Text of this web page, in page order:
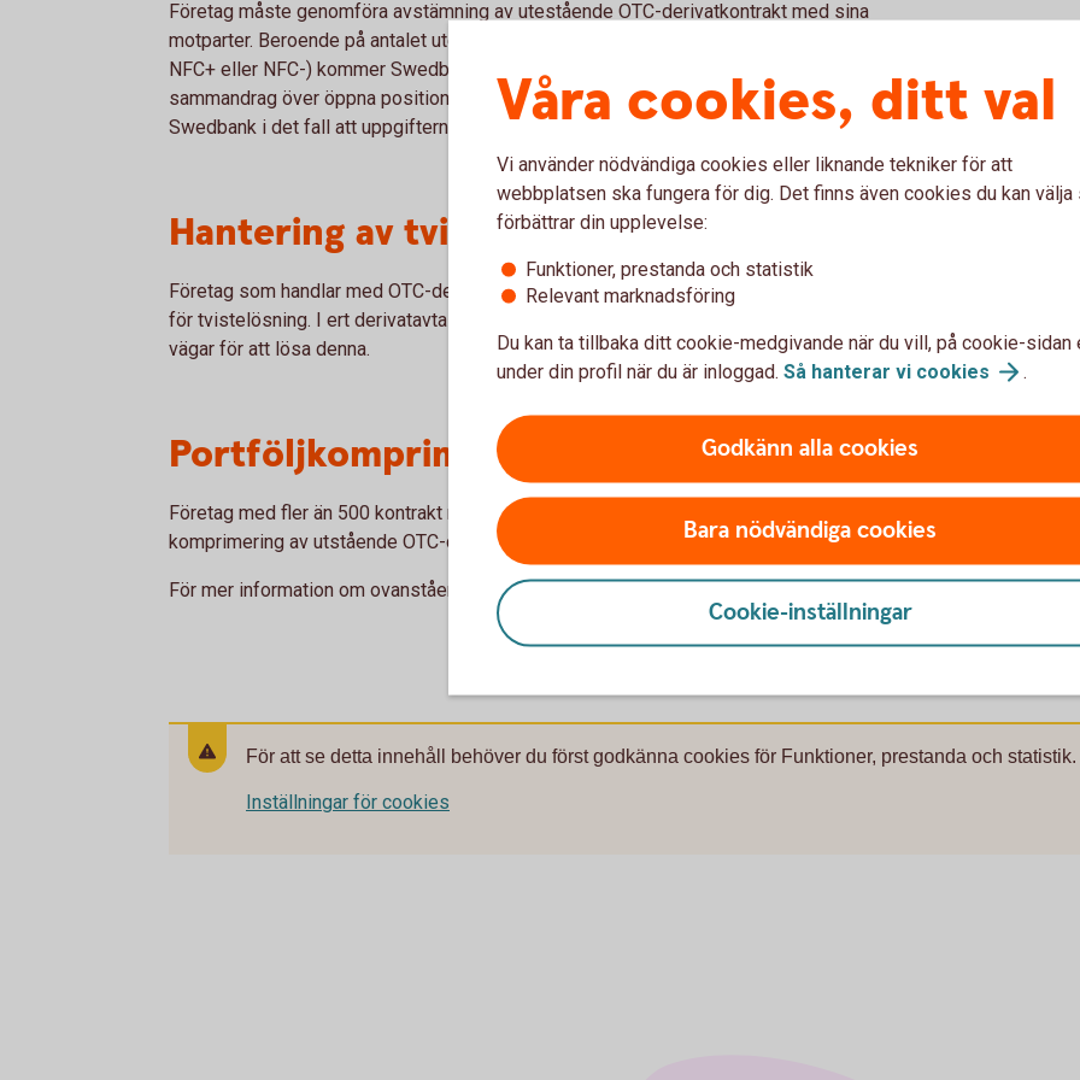
Företag måste genomföra avstämning av utestående OTC-derivatkontrakt med sina
motparter. Beroende på antalet utestående affärer och motpartens klassificering (FC,
NFC+ eller NFC-) kommer Swedbank på daglig-, vecko-, kvartals- eller årsbasis skicka ut
sammandrag över öppna positioner. Företaget får sedan gå igenom och vända sig till
Swedbank i det fall att uppgifterna inte stämmer.
Hantering av tvister
Företag som handlar med OTC-derivat måste ha avtalat med sina motparter om rutiner
för tvistelösning. I ert derivatavtal med Swedbank framgår hur en tvist initieras samt
vägar för att lösa denna.
Portföljkomprimering
Företag med fler än 500 kontrakt mot en och samma motpart måste ta fram rutiner för
komprimering av utstående OTC-derivat.
För mer information om ovanstående seESMAshemsida
För att se detta innehåll behöver du först godkänna cookies för Funktioner, prestanda och statistik.
Inställningar för cookies
Våra cookies, ditt val
Vi använder nödvändiga cookies eller liknande tekniker för att
webbplatsen ska fungera för dig. Det finns även cookies du kan välja
förbättrar din upplevelse:
Funktioner, prestanda och statistik
Relevant marknadsföring
Du kan ta tillbaka ditt cookie-medgivande när du vill, på cookie-sidan
under din profil när du är inloggad. Så hanterar vi cookies .
Godkänn alla cookies
Bara nödvändiga cookies
Cookie-inställningar